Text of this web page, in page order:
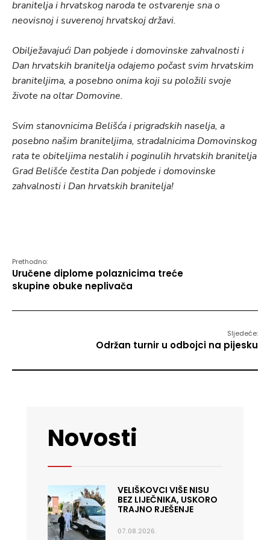
branitelja i hrvatskog naroda te ostvarenje sna o
neovisnoj i suverenoj hrvatskoj državi.
Obilježavajući Dan pobjede i domovinske zahvalnosti i
Dan hrvatskih braniteljaodajemo počast svim hrvatskim
braniteljima, a posebno onima koji su položili svoje
živote na oltar Domovine.
Svim stanovnicima Belišća i prigradskih naselja, a
posebno našim braniteljima, stradalnicima Domovinskog
rata te obiteljima nestalih i poginulih hrvatskih branitelja
Grad Belišće čestita Dan pobjede i domovinske
zahvalnosti i Dan hrvatskih branitelja!
Prethodno:
Uručene diplome polaznicima treće
skupine obuke neplivača
Sljedeće:
Održan turnir u odbojci na pijesku
Novosti
VELIŠKOVCI VIŠE NISU
BEZ LIJEČNIKA, USKORO
TRAJNO RJEŠENJE
07.08.2026.